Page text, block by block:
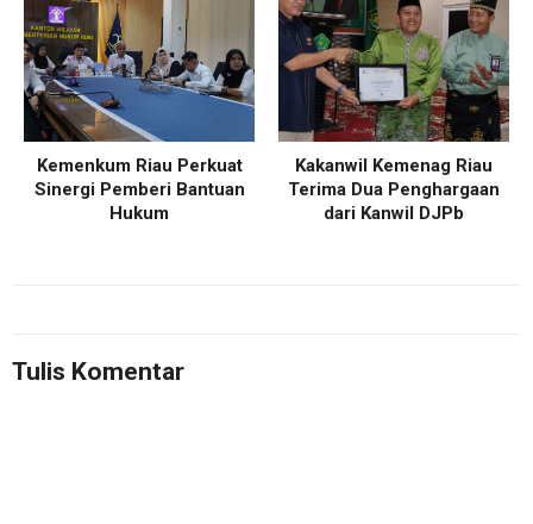
Kemenkum Riau Perkuat
Sinergi Pemberi Bantuan
Hukum
Kakanwil Kemenag Riau
Terima Dua Penghargaan
dari Kanwil DJPb
Tulis Komentar